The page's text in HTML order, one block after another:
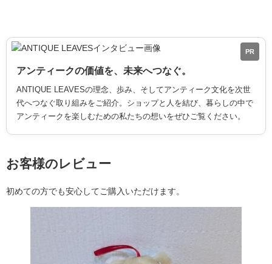
PR
アンティークの価値を、未来へつなぐ。
ANTIQUE LEAVESの理念、歩み、そしてアンティーク文化を次世
代へつなぐ取り組みをご紹介。ショップと人を結び、暮らしの中で
アンティークを楽しむための私たちの想いをぜひご覧ください。
お客様のレビュー
初めての方でも安心してご購入いただけます。